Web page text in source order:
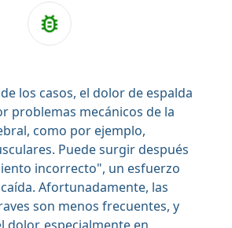
los casos, el dolor de espalda
problemas mecánicos de la
como por ejemplo,
Puede surgir después
incorrecto", un esfuerzo
Afortunadamente, las
son menos frecuentes, y